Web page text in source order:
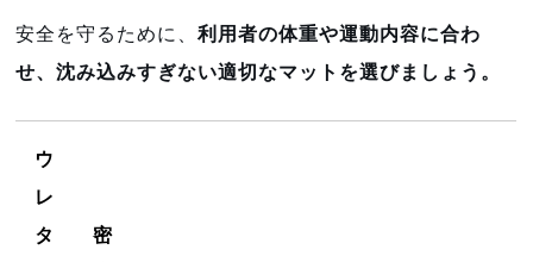
安全を守るために、利用者の体重や運動内容に合わ
せ、沈み込みすぎない適切なマットを選びましょう。
ウ
レ
タ
密